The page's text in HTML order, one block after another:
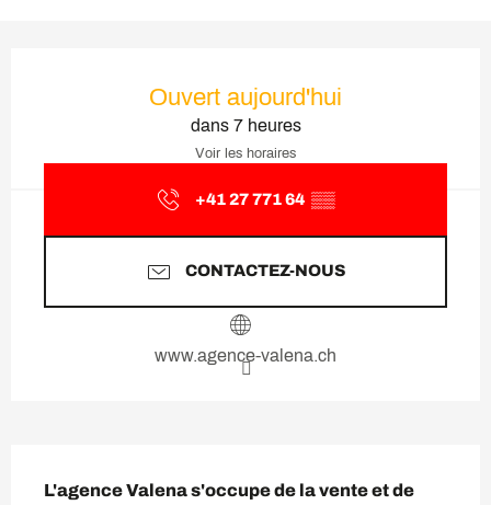
Ouvert aujourd'hui
dans 7 heures
Voir les horaires
+41 27 771 64 ▒▒
CONTACTEZ-NOUS
www.agence-valena.ch
L'agence Valena s'occupe de la vente et de